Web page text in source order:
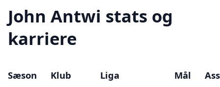
John Antwi stats og
karriere
Sæson Klub Liga Mål